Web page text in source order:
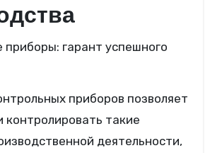
приборов позволяет
контролировать такие
деятельности,